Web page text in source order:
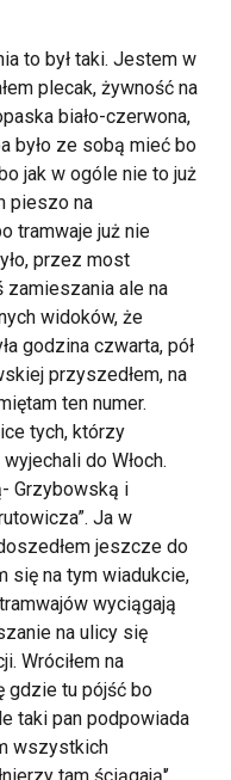
to był taki. Jestem w
plecak, żywność na
biało-czerwona,
było ze sobą mieć bo
jak w ogóle nie to już
pieszo na
tramwaje już nie
przez most
zamieszania ale na
widoków, że
godzina czwarta, pół
przyszedłem, na
ten numer.
tych, którzy
do Włoch.
Grzybowską i
Ja w
jeszcze do
się na tym wiadukcie,
wyciągają
na ulicy się
Wróciłem na
gdzie tu pójść bo
taki pan podpowiada
wszystkich